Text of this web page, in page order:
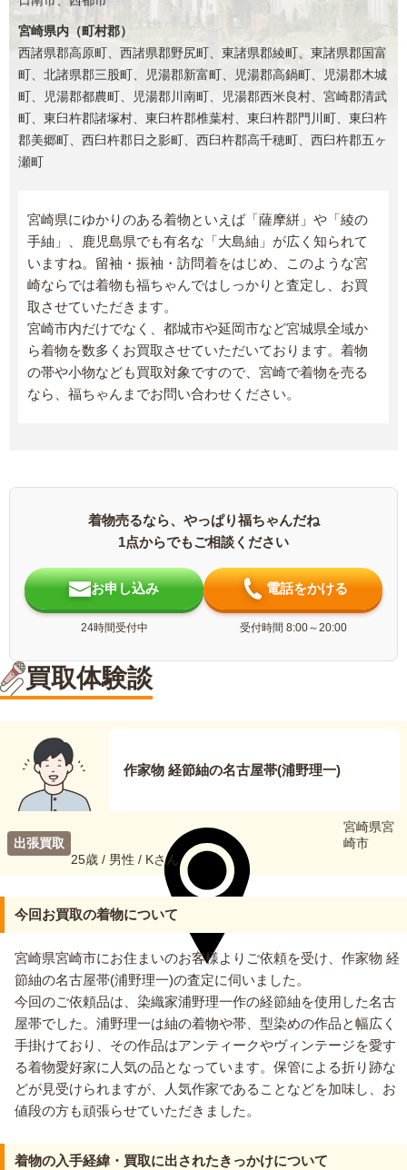
宮崎県内（町村郡）
西諸県郡高原町、西諸県郡野尻町、東諸県郡綾町、東諸県郡国富
町、北諸県郡三股町、児湯郡新富町、児湯郡高鍋町、児湯郡木城
町、児湯郡都農町、児湯郡川南町、児湯郡西米良村、宮崎郡清武
町、東臼杵郡諸塚村、東臼杵郡椎葉村、東臼杵郡門川町、東臼杵
郡美郷町、西臼杵郡日之影町、西臼杵郡高千穂町、西臼杵郡五ヶ
瀬町
宮崎県にゆかりのある着物といえば「薩摩絣」や「綾の
手紬」、鹿児島県でも有名な「大島紬」が広く知られて
いますね。留袖・振袖・訪問着をはじめ、このような宮
崎ならでは着物も福ちゃんではしっかりと査定し、お買
取させていただきます。
宮崎市内だけでなく、都城市や延岡市など宮城県全域か
ら着物を数多くお買取させていただいております。着物
の帯や小物なども買取対象ですので、宮崎で着物を売る
なら、福ちゃんまでお問い合わせください。
着物売るなら、やっぱり福ちゃんだね
1点からでもご相談ください
お申し込み
24時間受付中
電話をかける
受付時間 8:00～20:00
買取体験談
作家物 経節紬の名古屋帯(浦野理一)
出張買取
宮崎県宮
崎市
25歳 / 男性 / Kさん
今回お買取の着物について
宮崎県宮崎市にお住まいのお客様よりご依頼を受け、作家物 経
節紬の名古屋帯(浦野理一)の査定に伺いました。
今回のご依頼品は、染織家浦野理一作の経節紬を使用した名古
屋帯でした。浦野理一は紬の着物や帯、型染めの作品と幅広く
手掛けており、その作品はアンティークやヴィンテージを愛す
る着物愛好家に人気の品となっています。保管による折り跡な
どが見受けられますが、人気作家であることなどを加味し、お
値段の方も頑張らせていただきました。
着物の入手経緯・買取に出されたきっかけについて